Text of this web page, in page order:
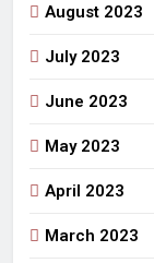
August 2023
July 2023
June 2023
May 2023
April 2023
March 2023